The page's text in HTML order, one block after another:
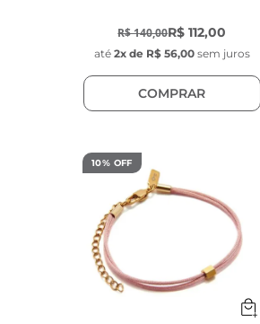
R$ 140,00R$ 112,00
até 2x de R$ 56,00 sem juros
COMPRAR
10% OFF